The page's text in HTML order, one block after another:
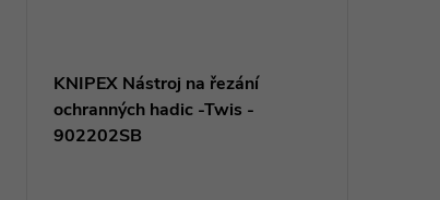
KNIPEX Nástroj na řezání
ochranných hadic -Twis -
902202SB